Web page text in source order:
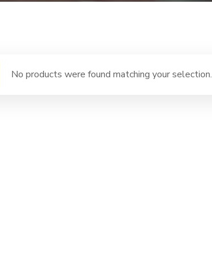
No products were found matching your selection.